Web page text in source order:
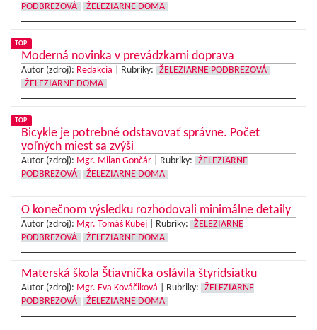
PODBREZOVÁ
ŽELEZIARNE DOMA
TOP
Moderná novinka v prevádzkarni doprava
Autor (zdroj): Redakcia Rubriky:
ŽELEZIARNE PODBREZOVÁ
ŽELEZIARNE DOMA
TOP
Bicykle je potrebné odstavovať správne. Počet
voľných miest sa zvýši
Autor (zdroj): Mgr. Milan Gončár Rubriky:
ŽELEZIARNE
PODBREZOVÁ
ŽELEZIARNE DOMA
O konečnom výsledku rozhodovali minimálne detaily
Autor (zdroj): Mgr. Tomáš Kubej Rubriky:
ŽELEZIARNE
PODBREZOVÁ
ŽELEZIARNE DOMA
Materská škola Štiavnička oslávila štyridsiatku
Autor (zdroj): Mgr. Eva Kováčiková Rubriky:
ŽELEZIARNE
PODBREZOVÁ
ŽELEZIARNE DOMA